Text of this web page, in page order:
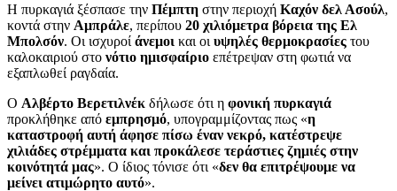
Η πυρκαγιά ξέσπασε την Πέμπτη στην περιοχή Καχόν δελ Ασούλ,
κοντά στην Αμπράλε, περίπου 20 χιλιόμετρα βόρεια της Ελ
Μπολσόν. Οι ισχυροί άνεμοι και οι υψηλές θερμοκρασίες του
καλοκαιριού στο νότιο ημισφαίριο επέτρεψαν στη φωτιά να
εξαπλωθεί ραγδαία.
Ο Αλβέρτο Βερετιλνέκ δήλωσε ότι η φονική πυρκαγιά
προκλήθηκε από εμπρησμό, υπογραμμίζοντας πως «η
καταστροφή αυτή άφησε πίσω έναν νεκρό, κατέστρεψε
χιλιάδες στρέμματα και προκάλεσε τεράστιες ζημιές στην
κοινότητά μας». Ο ίδιος τόνισε ότι «δεν θα επιτρέψουμε να
μείνει ατιμώρητο αυτό».